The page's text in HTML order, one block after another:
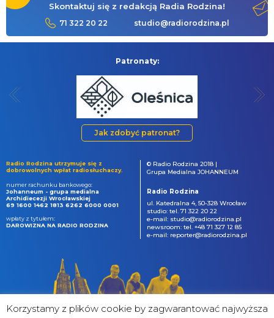
Skontaktuj się z redakcją Radia Rodzina!
71 322 20 22 studio@radiorodzina.pl
Patronaty:
Jak zdobyć patronat?
Radio Rodzina utrzymuje się z
dobrowolnych wpłat radiosłuchaczy.
numer rachunku bankowego:
Johanneum - grupa medialna
Archidiecezji Wrocławskiej
69 1600 1462 1813 6262 6000 0001
wpłaty z tytułem:
DAROWIZNA NA RADIO RODZINA
© Radio Rodzina 2018 |
Grupa Medialna JOHANNEUM
Radio Rodzina
ul. Katedralna 4, 50-328 Wrocław
studio: tel. 71 322 20 22
e-mail: studio@radiorodzina.pl
newsroom: tel. +48 71 327 12 85
e-mail: reporter@radiorodzina.pl
Korzystamy z plików cookie by zagwarantować najwyższa